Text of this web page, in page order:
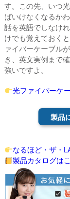
す。この先、いつ
ばいけなくなるか
話を英語でしなけ
けでも覚えておく
ァイバーケーブル
き、英文実例まで
強いですよ。
光ファイバーケ
製品
なるほど・ザ・
製品カタログは